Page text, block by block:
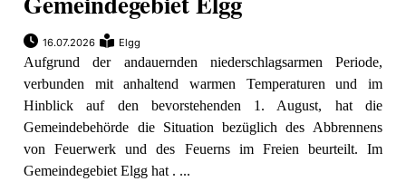
16.07.2026 Elgg
Aufgrund der andauernden niederschlagsarmen Periode,
verbunden mit anhaltend warmen Temperaturen und im
Hinblick auf den bevorstehenden 1. August, hat die
Gemeindebehörde die Situation bezüglich des Abbrennens
von Feuerwerk und des Feuerns im Freien beurteilt. Im
Gemeindegebiet Elgg hat . ...